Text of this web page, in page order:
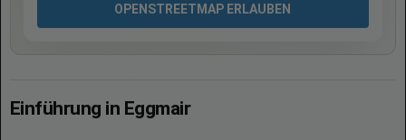
OPENSTREETMAP ERLAUBEN
Einführung in Eggmair